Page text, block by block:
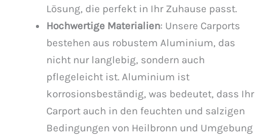
Lösung, die perfekt in Ihr Zuhause passt.
Hochwertige Materialien: Unsere Carports
bestehen aus robustem Aluminium, das
nicht nur langlebig, sondern auch
pflegeleicht ist. Aluminium ist
korrosionsbeständig, was bedeutet, dass Ihr
Carport auch in den feuchten und salzigen
Bedingungen von Heilbronn und Umgebung